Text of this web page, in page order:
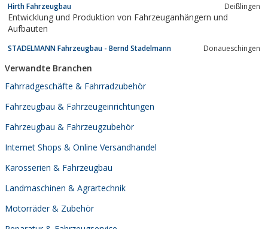
Fahrzeugtypen, SORTIMO® Fahrzeug-Innenausstattungen.
Herzlich Willkommen bei Ihrem...
Hirth Fahrzeugbau Deißlingen
Entwicklung und Produktion von Fahrzeuganhängern und
Aufbauten
STADELMANN Fahrzeugbau - Bernd Stadelmann Donaueschingen
Verwandte Branchen
Fahrradgeschäfte & Fahrradzubehör
Fahrzeugbau & Fahrzeugeinrichtungen
Fahrzeugbau & Fahrzeugzubehör
Internet Shops & Online Versandhandel
Karosserien & Fahrzeugbau
Landmaschinen & Agrartechnik
Motorräder & Zubehör